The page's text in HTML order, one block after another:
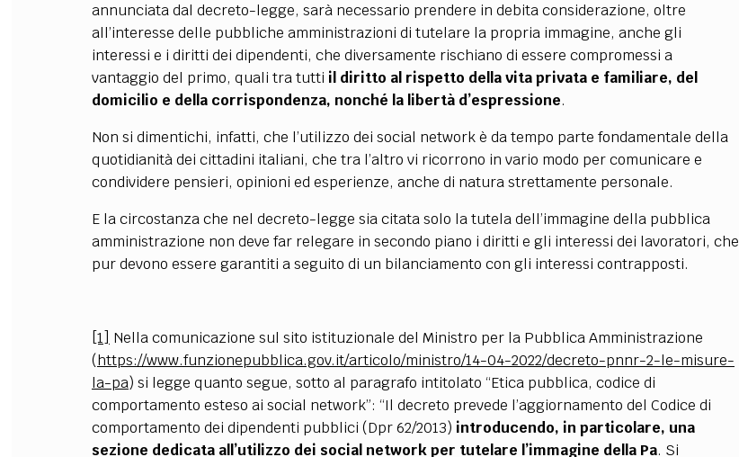
annunciata dal decreto-legge, sarà necessario prendere in debita considerazione, oltre
all’interesse delle pubbliche amministrazioni di tutelare la propria immagine, anche gli
interessi e i diritti dei dipendenti, che diversamente rischiano di essere compromessi a
vantaggio del primo, quali tra tutti il diritto al rispetto della vita privata e familiare, del
domicilio e della corrispondenza, nonché la libertà d’espressione.
Non si dimentichi, infatti, che l’utilizzo dei social network è da tempo parte fondamentale della
quotidianità dei cittadini italiani, che tra l’altro vi ricorrono in vario modo per comunicare e
condividere pensieri, opinioni ed esperienze, anche di natura strettamente personale.
E la circostanza che nel decreto-legge sia citata solo la tutela dell’immagine della pubblica
amministrazione non deve far relegare in secondo piano i diritti e gli interessi dei lavoratori, che
pur devono essere garantiti a seguito di un bilanciamento con gli interessi contrapposti.
[1]
Nella comunicazione sul sito istituzionale del Ministro per la Pubblica Amministrazione
(https://www.funzionepubblica.gov.it/articolo/ministro/14-04-2022/decreto-pnnr-2-le-misure-
la-pa) si legge quanto segue, sotto al paragrafo intitolato “Etica pubblica, codice di
comportamento esteso ai social network”: “Il decreto prevede l’aggiornamento del Codice di
comportamento dei dipendenti pubblici (Dpr 62/2013) introducendo, in particolare, una
sezione dedicata all’utilizzo dei social network per tutelare l’immagine della Pa. Si